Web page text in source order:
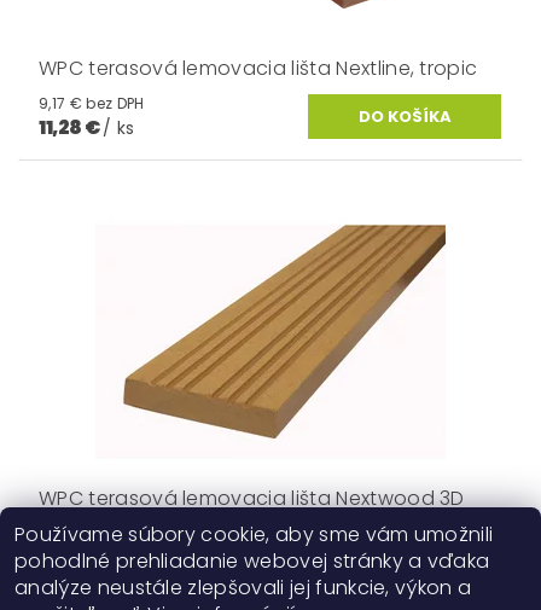
WPC terasová lemovacia lišta Nextline, tropic
9,17 € bez DPH
11,28 €/ ks
WPC terasová lemovacia lišta Nextwood 3D
line, jelša
9,17 € bez DPH
11,28 €/ ks
Používame súbory cookie, aby sme vám umožnili
pohodlné prehliadanie webovej stránky a vďaka
analýze neustále zlepšovali jej funkcie, výkon a